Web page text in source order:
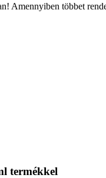
Amennyiben többet
termékkel